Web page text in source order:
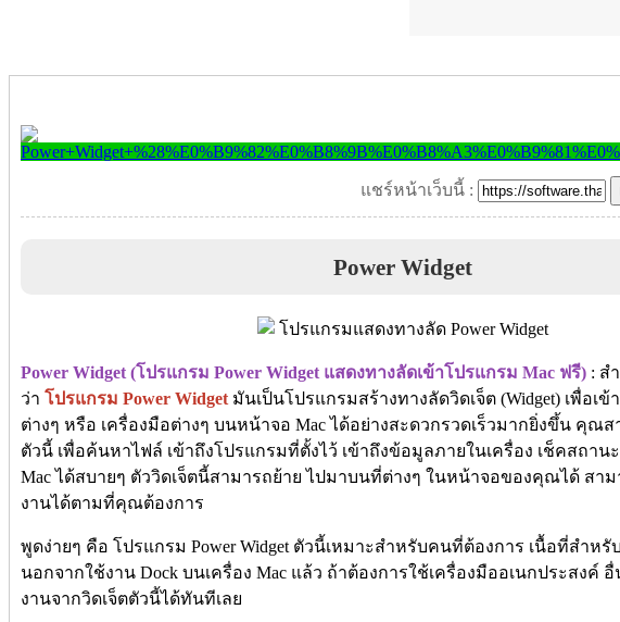
แชร์หน้าเว็บนี้ :
Power Widget
Power Widget (โปรแกรม Power Widget แสดงทางลัดเข้าโปรแกรม Mac ฟรี) : ส
ว่า โปรแกรม Power Widget มันเป็นโปรแกรมสร้างทางลัดวิดเจ็ต (Widget) เพื่อเ
ต่างๆ หรือ เครื่องมือต่างๆ บนหน้าจอ Mac ได้อย่างสะดวกรวดเร็วมากยิ่งขึ้น คุณส
ตัวนี้ เพื่อค้นหาไฟล์ เข้าถึงโปรแกรมที่ตั้งไว้ เข้าถึงข้อมูลภายในเครื่อง เช็คสถาน
Mac ได้สบายๆ ตัววิดเจ็ตนี้สามารถย้าย ไปมาบนที่ต่างๆ ในหน้าจอของคุณได้ สา
งานได้ตามที่คุณต้องการ
พูดง่ายๆ คือ โปรแกรม Power Widget ตัวนี้เหมาะสำหรับคนที่ต้องการ เนื้อที่สำหรั
นอกจากใช้งาน Dock บนเครื่อง Mac แล้ว ถ้าต้องการใช้เครื่องมืออเนกประสงค์
งานจากวิดเจ็ตตัวนี้ได้ทันทีเลย